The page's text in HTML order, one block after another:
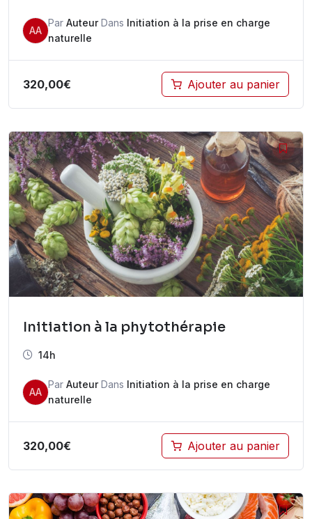
AA
Par AuteurDans Initiation à la prise en charge
naturelle
320,00€ Ajouter au panier
Initiation à la phytothérapie
14h
AA
Par AuteurDans Initiation à la prise en charge
naturelle
320,00€ Ajouter au panier